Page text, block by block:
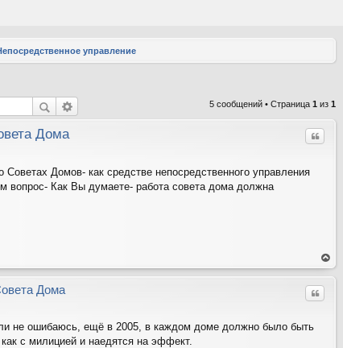
управление
5 сообщений • Страница 1 из 1
Дома
Советах Домов- как средстве непосредственного управления
вопрос- Как Вы думаете- работа совета дома должна
ну
на
Дома
не ошибаюсь, ещё в 2005, в каждом доме должно было быть
с милицией и наедятся на эффект.